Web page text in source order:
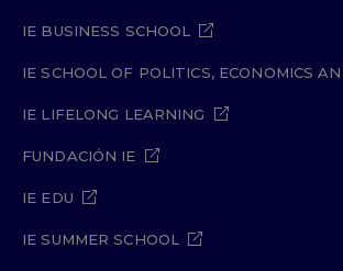
IE BUSINESS SCHOOL
IE SCHOOL OF POLITICS, ECONOMICS
IE LIFELONG LEARNING
FUNDACIÓN IE
IE EDU
IE SUMMER SCHOOL